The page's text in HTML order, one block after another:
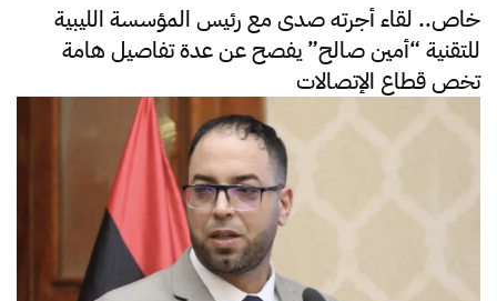
خاص.. لقاء أجرته صدى مع رئيس المؤسسة الليبية
للتقنية “أمين صالح” يفصح عن عدة تفاصيل هامة
تخص قطاع الإتصالات